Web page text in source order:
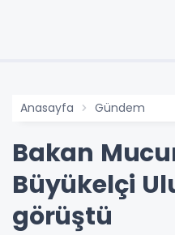
Anasayfa Gündem
Bakan
Büyükelçi
görüştü